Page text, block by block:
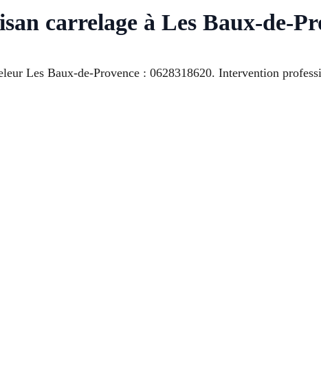
carrelage à Les Baux-de-
Les Baux-de-Provence : 0628318620. Intervention